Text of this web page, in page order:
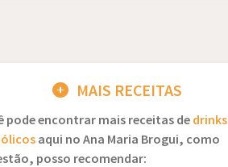
MAIS RECEITAS
pode encontrar mais receitas dedrinks
aqui no Ana Maria Brogui, como
posso recomendar: